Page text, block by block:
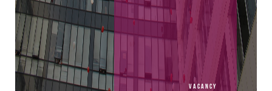
vacancy